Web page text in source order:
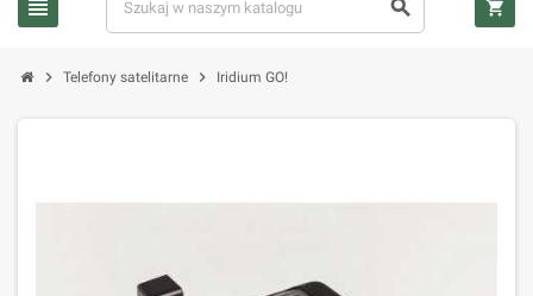
view_headline search shopping_cart
chevron_right Telefony satelitarne chevron_right Iridium GO!